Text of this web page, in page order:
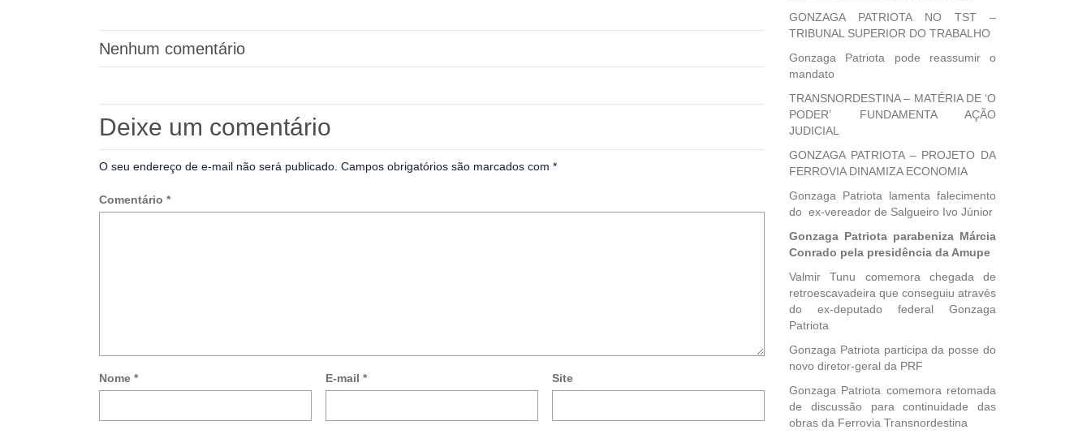
Nenhum comentário
Deixe um comentário
O seu endereço de e-mail não será publicado. Campos obrigatórios são marcados com *
Comentário *
Nome * E-mail *
Site
Notifique-
sobre
GONZAGA PATRIOTA NO TST –
TRIBUNAL SUPERIOR DO TRABALHO
Gonzaga Patriota pode reassumir o
mandato
TRANSNORDESTINA – MATÉRIA DE ‘O
PODER’ FUNDAMENTA AÇÃO
JUDICIAL
GONZAGA PATRIOTA – PROJETO DA
FERROVIA DINAMIZA ECONOMIA
Gonzaga Patriota lamenta falecimento
do ex-vereador de Salgueiro Ivo Júnior
Gonzaga Patriota parabeniza Márcia
Conrado pela presidência da Amupe
Valmir Tunu comemora chegada de
retroescavadeira que conseguiu através
do ex-deputado federal Gonzaga
Patriota
Gonzaga Patriota participa da posse do
novo diretor-geral da PRF
Gonzaga Patriota comemora retomada
de discussão para continuidade das
obras da Ferrovia Transnordestina